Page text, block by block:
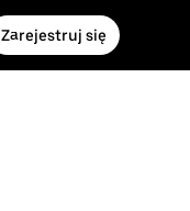
Zarejestruj się